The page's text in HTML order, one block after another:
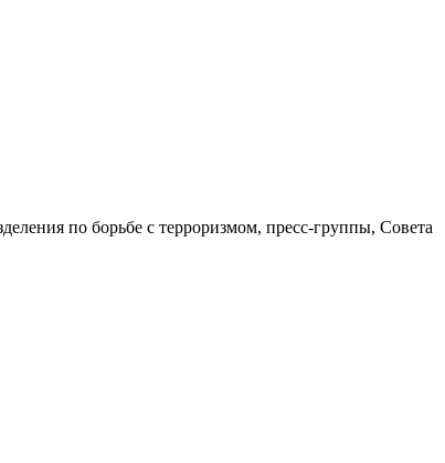
по борьбе с терроризмом, пресс-группы, Совета